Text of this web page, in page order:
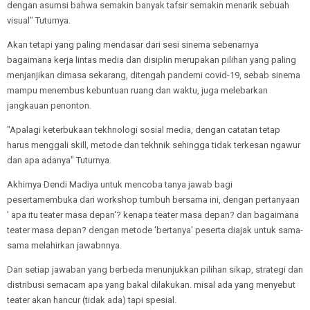
dengan asumsi bahwa semakin banyak tafsir semakin menarik sebuah
visual" Tuturnya.
Akan tetapi yang paling mendasar dari sesi sinema sebenarnya
bagaimana kerja lintas media dan disiplin merupakan pilihan yang paling
menjanjikan dimasa sekarang, ditengah pandemi covid-19, sebab sinema
mampu menembus kebuntuan ruang dan waktu, juga melebarkan
jangkauan penonton.
"Apalagi keterbukaan tekhnologi sosial media, dengan catatan tetap
harus menggali skill, metode dan tekhnik sehingga tidak terkesan ngawur
dan apa adanya" Tuturnya.
Akhirnya Dendi Madiya untuk mencoba tanya jawab bagi
pesertamembuka dari workshop tumbuh bersama ini, dengan pertanyaan
' apa itu teater masa depan'? kenapa teater masa depan? dan bagaimana
teater masa depan? dengan metode 'bertanya' peserta diajak untuk sama-
sama melahirkan jawabnnya.
Dan setiap jawaban yang berbeda menunjukkan pilihan sikap, strategi dan
distribusi semacam apa yang bakal dilakukan. misal ada yang menyebut
teater akan hancur (tidak ada) tapi spesial.